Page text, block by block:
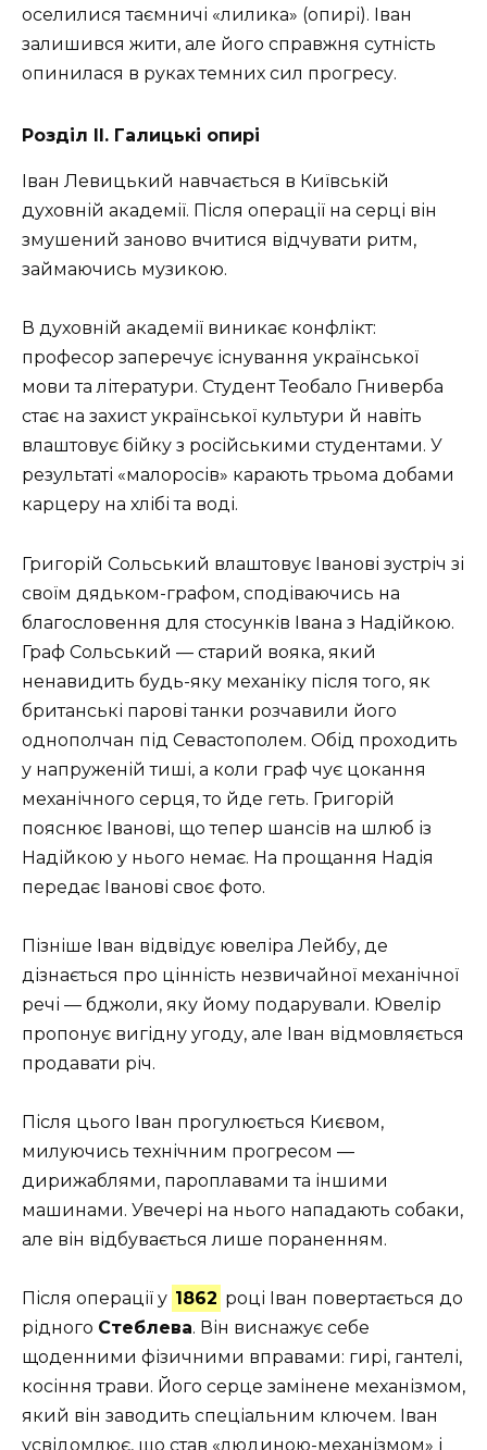
оселилися таємничі «лилика» (опирі). Іван
залишився жити, але його справжня сутність
опинилася в руках темних сил прогресу.
Розділ ІI. Галицькі опирі
Іван Левицький навчається в Київській
духовній академії. Після операції на серці він
змушений заново вчитися відчувати ритм,
займаючись музикою.
В духовній академії виникає конфлікт:
професор заперечує існування української
мови та літератури. Студент Теобало Гниверба
стає на захист української культури й навіть
влаштовує бійку з російськими студентами. У
результаті «малоросів» карають трьома добами
карцеру на хлібі та воді.
Григорій Сольський влаштовує Іванові зустріч зі
своїм дядьком-графом, сподіваючись на
благословення для стосунків Івана з Надійкою.
Граф Сольський — старий вояка, який
ненавидить будь-яку механіку після того, як
британські парові танки розчавили його
однополчан під Севастополем. Обід проходить
у напруженій тиші, а коли граф чує цокання
механічного серця, то йде геть. Григорій
пояснює Іванові, що тепер шансів на шлюб із
Надійкою у нього немає. На прощання Надія
передає Іванові своє фото.
Пізніше Іван відвідує ювеліра Лейбу, де
дізнається про цінність незвичайної механічної
речі — бджоли, яку йому подарували. Ювелір
пропонує вигідну угоду, але Іван відмовляється
продавати річ.
Після цього Іван прогулюється Києвом,
милуючись технічним прогресом —
дирижаблями, пароплавами та іншими
машинами. Увечері на нього нападають собаки,
але він відбувається лише пораненням.
Після операції у 1862 році Іван повертається до
рідного Стеблева. Він виснажує себе
щоденними фізичними вправами: гирі, гантелі,
косіння трави. Його серце замінене механізмом,
який він заводить спеціальним ключем. Іван
усвідомлює, що став «людиною-механізмом» і